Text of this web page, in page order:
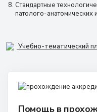
Стандартные
патолого-анатомических
Учебно-тематический
Помощь в